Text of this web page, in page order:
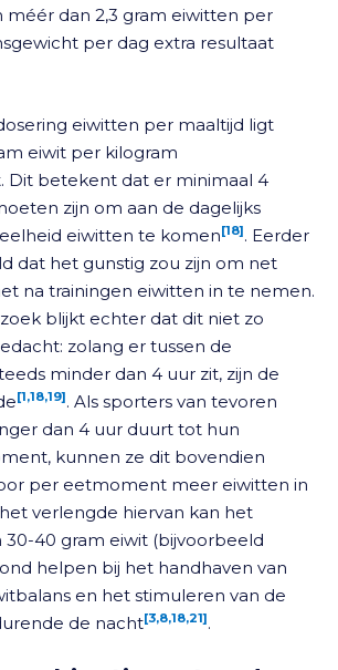
méér dan 2,3 gram eiwitten per
per dag extra resultaat
eiwitten per maaltijd ligt
eiwit per kilogram
Dit betekent dat er minimaal 4
zijn om aan de dagelijks
eiwitten te komen[18]. Eerder
dat het gunstig zou zijn om net
na trainingen eiwitten in te nemen.
blijkt echter dat dit niet zo
zolang er tussen de
minder dan 4 uur zit, zijn de
[1,18,19]. Als sporters van tevoren
dan 4 uur duurt tot hun
kunnen ze dit bovendien
per eetmoment meer eiwitten in
verlengde hiervan kan het
30-40 gram eiwit (bijvoorbeeld
helpen bij het handhaven van
en het stimuleren van de
de nacht[3,8,18,21].